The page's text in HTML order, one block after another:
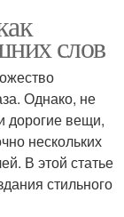
слов
Однако, не
дорогие вещи,
нескольких
В этой статье
стильного